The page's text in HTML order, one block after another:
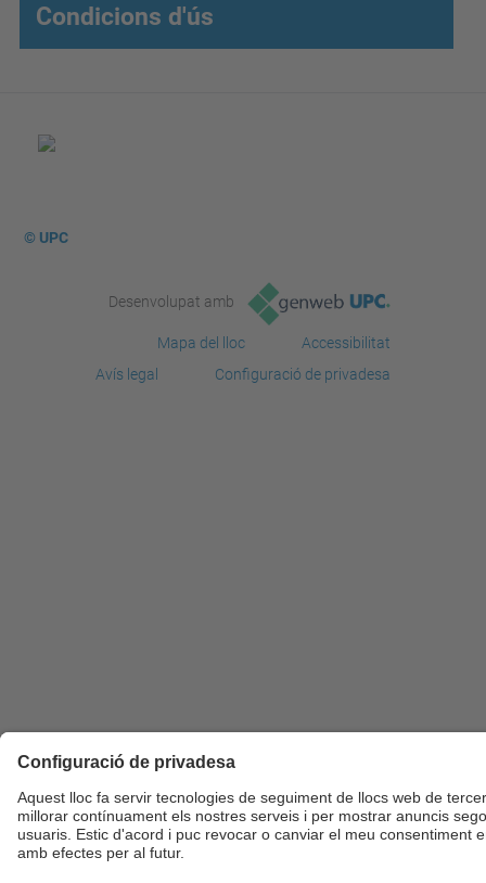
Condicions d'ús
© UPC
Desenvolupat amb
Mapa del lloc
Accessibilitat
Avís legal
Configuració de privadesa